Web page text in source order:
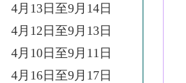
4月13日至9月14日
4月12日至9月13日
4月10日至9月11日
4月16日至9月17日